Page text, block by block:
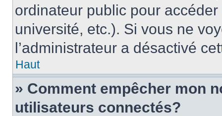
ordinateur public pour
université, etc.). Si vous ne
l’administrateur a désactivé
Haut
» Comment empêcher mon
utilisateurs connectés?